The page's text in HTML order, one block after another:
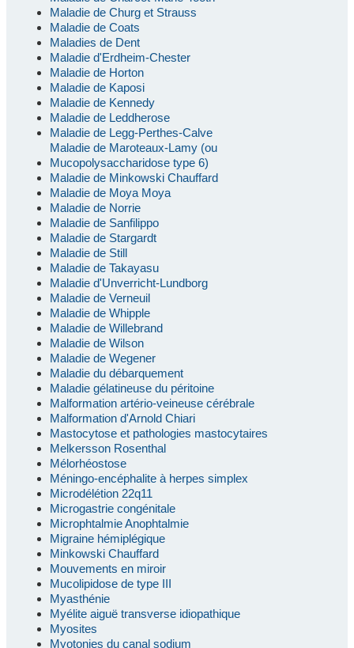
Maladie de Churg et Strauss
Maladie de Coats
Maladies de Dent
Maladie d'Erdheim-Chester
Maladie de Horton
Maladie de Kaposi
Maladie de Kennedy
Maladie de Leddherose
Maladie de Legg-Perthes-Calve
Maladie de Maroteaux-Lamy (ou
Mucopolysaccharidose type 6)
Maladie de Minkowski Chauffard
Maladie de Moya Moya
Maladie de Norrie
Maladie de Sanfilippo
Maladie de Stargardt
Maladie de Still
Maladie de Takayasu
Maladie d'Unverricht-Lundborg
Maladie de Verneuil
Maladie de Whipple
Maladie de Willebrand
Maladie de Wilson
Maladie de Wegener
Maladie du débarquement
Maladie gélatineuse du péritoine
Malformation artério-veineuse cérébrale
Malformation d'Arnold Chiari
Mastocytose et pathologies mastocytaires
Melkersson Rosenthal
Mélorhéostose
Méningo-encéphalite à herpes simplex
Microdélétion 22q11
Microgastrie congénitale
Microphtalmie Anophtalmie
Migraine hémiplégique
Minkowski Chauffard
Mouvements en miroir
Mucolipidose de type III
Myasthénie
Myélite aiguë transverse idiopathique
Myosites
Myotonies du canal sodium